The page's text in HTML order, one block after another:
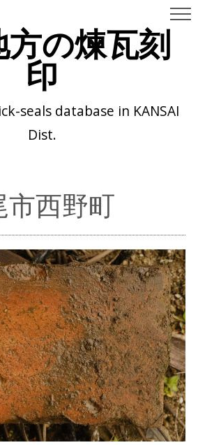
方の煉瓦刻
印
seals database in KANSAI
Dist.
市西野町